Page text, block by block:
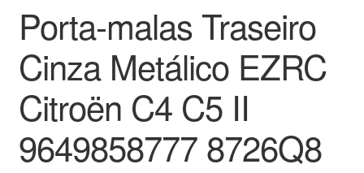
Sobre nós
Termos e Condições
Transporte
Porta-malas Traseiro
Cinza Metálico EZRC
Citroën C4 C5 II
9649858777 8726Q8